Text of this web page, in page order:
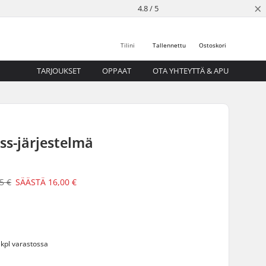
4.8 / 5 ×
Ostoskori
Tallennettu
Tilini
TARJOUKSET OPPAAT OTA YHTEYTTÄ & APU
järjestelmä
€ SÄÄSTÄ 16,00 €
varastossa